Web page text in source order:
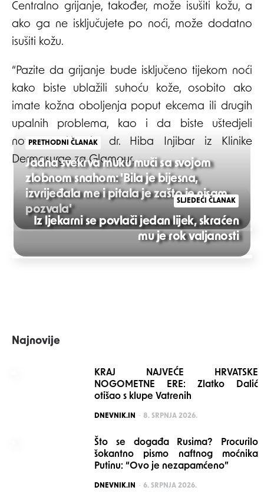
Centralno grijanje, također, može isušiti kožu, a
ako ga ne isključujete po noći, može dodatno
isušiti kožu.
“Pazite da grijanje bude isključeno tijekom noći
kako biste ublažili suhoću kože, osobito ako
imate kožna oboljenja poput ekcema ili drugih
upalnih problema, kao i da biste uštedjeli
novac”, rekla je dr. Hiba Injibar iz Klinike
Dermasurge za Glamour.
Post
navigation
PRETHODNI ČLANAK
Jadna svekrva muku muči sa svojom
zlobnom snahom: 'Bila je bijesna,
izvrijeđala me i pitala je zašto je nisam
pozvala'
SLJEDEĆI ČLANAK
Iz ljekarni se povlači jedan lijek, skraćen
mu je rok valjanosti
Najnovije
KRAJ NAJVEĆE HRVATSKE
NOGOMETNE ERE: Zlatko Dalić
otišao s klupe Vatrenih
POSTED
DNEVNIK.IN 8. SRPNJA 2026.
Što se događa Rusima? Procurilo
šokantno pismo naftnog moćnika
Putinu: “Ovo je nezapamćeno”
POSTED
DNEVNIK.IN 6. SRPNJA 2026.